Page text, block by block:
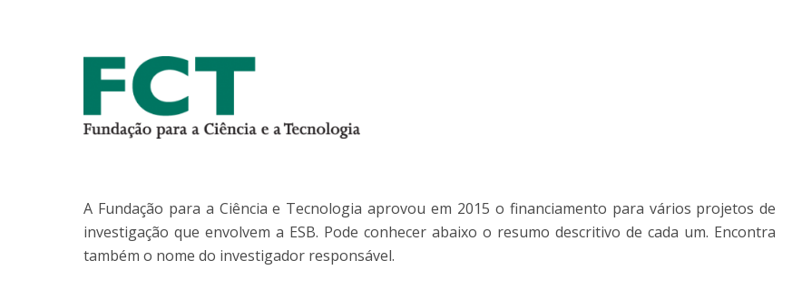
O que dizem sobre a ESB
Candidaturas
Clube de Inovação e Conhecimento
e Embalagens
A Fundação para a Ciência e Tecnologia aprovou em 2015 o financiamento para vários projetos de
investigação que envolvem a ESB. Pode conhecer abaixo o resumo descritivo de cada um. Encontra
também o nome do investigador responsável.